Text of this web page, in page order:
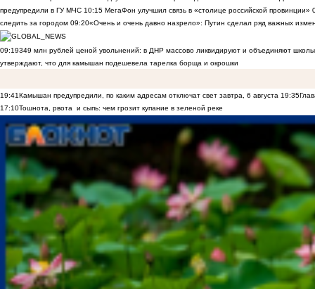
предупредили в ГУ МЧС 10:15 МегаФон улучшил связь в «столице российской провинции»
следить за городом 09:20«Очень и очень давно назрело»: Путин сделал ряд важных
09:19349 млн рублей ценой увольнений: в ДНР массово ликвидируют и объединяют
утверждают, что для камышан подешевела тарелка борща и окрошки
19:41Камышан предупредили, по каким адресам отключат свет завтра, 6 августа 19:35
17:10Тошнота, рвота и сыпь: чем грозит купание в зеленой реке